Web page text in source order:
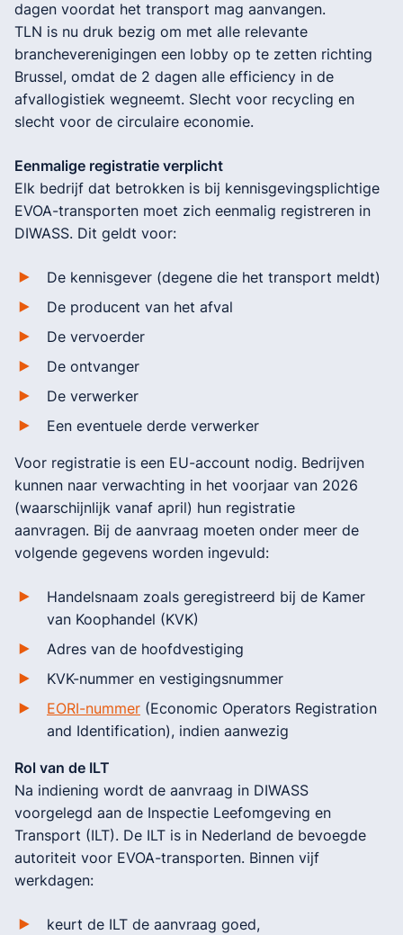
dagen voordat het transport mag aanvangen.
TLN is nu druk bezig om met alle relevante
brancheverenigingen een lobby op te zetten richting
Brussel, omdat de 2 dagen alle efficiency in de
afvallogistiek wegneemt. Slecht voor recycling en
slecht voor de circulaire economie.
Eenmalige registratie verplicht
Elk bedrijf dat betrokken is bij kennisgevingsplichtige
EVOA-transporten moet zich eenmalig registreren in
DIWASS. Dit geldt voor:
De kennisgever (degene die het transport meldt)
De producent van het afval
De vervoerder
De ontvanger
De verwerker
Een eventuele derde verwerker
Voor registratie is een EU-account nodig. Bedrijven
kunnen naar verwachting in het voorjaar van 2026
(waarschijnlijk vanaf april) hun registratie
aanvragen. Bij de aanvraag moeten onder meer de
volgende gegevens worden ingevuld:
Handelsnaam zoals geregistreerd bij de Kamer
van Koophandel (KVK)
Adres van de hoofdvestiging
KVK-nummer en vestigingsnummer
EORI-nummer (Economic Operators Registration
and Identification), indien aanwezig
Rol van de ILT
Na indiening wordt de aanvraag in DIWASS
voorgelegd aan de Inspectie Leefomgeving en
Transport (ILT). De ILT is in Nederland de bevoegde
autoriteit voor EVOA-transporten. Binnen vijf
werkdagen:
keurt de ILT de aanvraag goed,